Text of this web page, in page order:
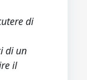
di
di un
il